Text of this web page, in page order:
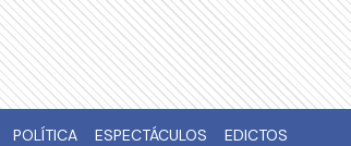
POLÍTICA ESPECTÁCULOS EDICTOS